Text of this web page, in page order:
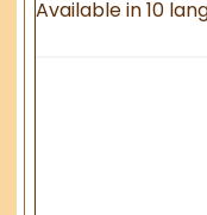
Available in 10